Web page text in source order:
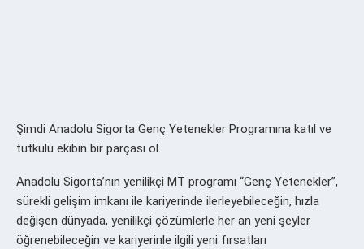
Şimdi Anadolu Sigorta Genç Yetenekler Programına katıl ve
tutkulu ekibin bir parçası ol.
Anadolu Sigorta’nın yenilikçi MT programı “Genç Yetenekler”,
sürekli gelişim imkanı ile kariyerinde ilerleyebileceğin, hızla
değişen dünyada, yenilikçi çözümlerle her an yeni şeyler
öğrenebileceğin ve kariyerinle ilgili yeni fırsatları